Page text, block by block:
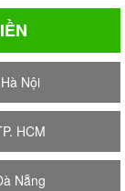
Nội
HCM
Nẵng